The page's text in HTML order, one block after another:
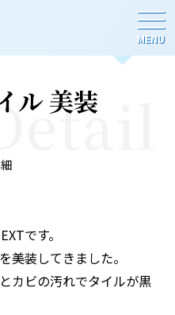
MENU
ル 美装
です。
美装してきました。
ビの汚れでタイルが黒